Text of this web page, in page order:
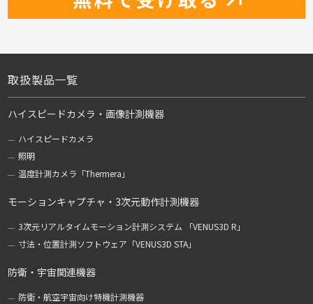
取扱製品一覧
ハイスピードカメラ・画像計測機器
ハイスピードカメラ
照明
温度計測カメラ「Thermera」
モーションキャプチャ・3次元動作計測機器
3次元リアルタイムモーション計測システム 「VENUS3D R」
寸法・位置計測ソフトウェア「VENUS3D STA」
防衛・宇宙関連機器
防衛・航空宇宙向け特機計測機器